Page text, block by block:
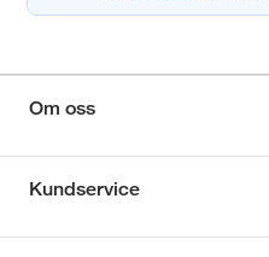
Om oss
Kundservice